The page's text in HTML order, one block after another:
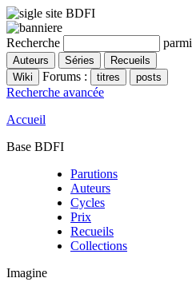
Recherche parmi
Forums :
Recherche avancée
Accueil
Base BDFI
Parutions
Auteurs
Cycles
Prix
Recueils
Collections
Imagine